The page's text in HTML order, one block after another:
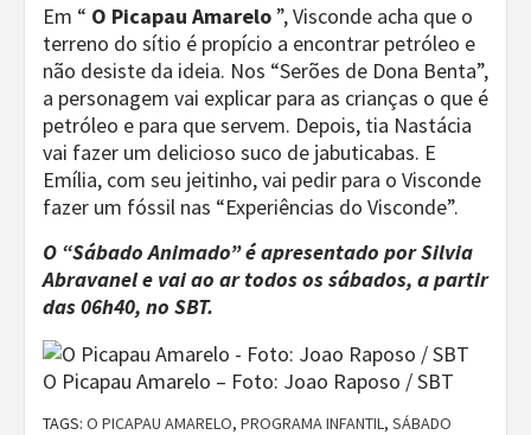
Em “ O Picapau Amarelo”, Visconde acha que o
terreno do sítio é propício a encontrar petróleo e
não desiste da ideia. Nos “Serões de Dona Benta”,
a personagem vai explicar para as crianças o que é
petróleo e para que servem. Depois, tia Nastácia
vai fazer um delicioso suco de jabuticabas. E
Emília, com seu jeitinho, vai pedir para o Visconde
fazer um fóssil nas “Experiências do Visconde”.
O “Sábado Animado” é apresentado por Silvia
Abravanel e vai ao ar todos os sábados, a partir
das 06h40, no SBT.
O Picapau Amarelo – Foto: Joao Raposo / SBT
TAGS: O PICAPAU AMARELO, PROGRAMA INFANTIL, SÁBADO